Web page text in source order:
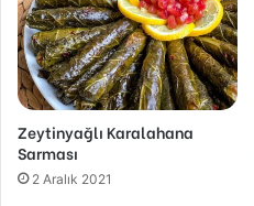
Zeytinyağlı Karalahana
Sarması
2 Aralık 2021